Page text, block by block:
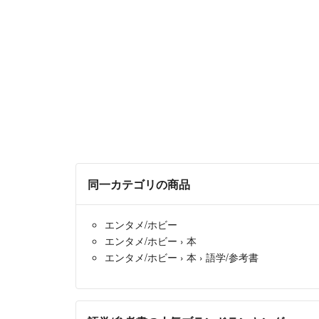
同一カテゴリの商品
エンタメ/ホビー
エンタメ/ホビー › 本
エンタメ/ホビー › 本 › 語学/参考書